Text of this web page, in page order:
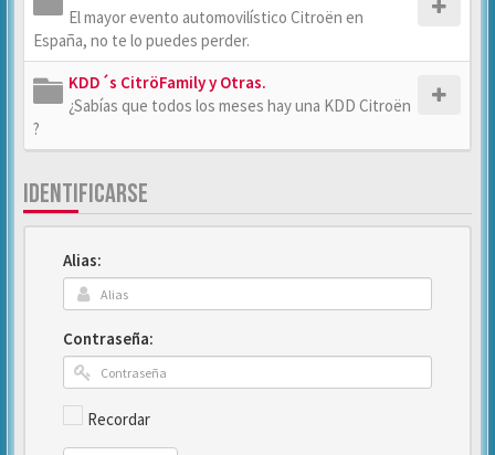
El mayor evento automovilístico Citroën en
España, no te lo puedes perder.
KDD´s CitröFamily y Otras.
¿Sabías que todos los meses hay una KDD Citroën
?
IDENTIFICARSE
Alias:
Contraseña:
Recordar